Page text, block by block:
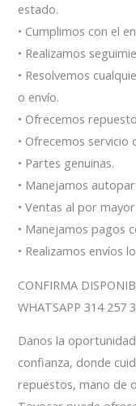
estado.
• Cumplimos con el
• Realizamos
• Resolvemos
o envío.
• Ofrecemos
• Ofrecemos servicio
• Partes genuinas.
• Manejamos
• Ventas al por
• Manejamos pagos
• Realizamos envíos
CONFIRMA
WHATSAPP 314 257
Danos la
confianza, donde
repuestos, mano de